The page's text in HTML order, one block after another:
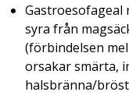
Gastroesofageal
syra från
(förbindelsen
orsakar smärta,
halsbränna/